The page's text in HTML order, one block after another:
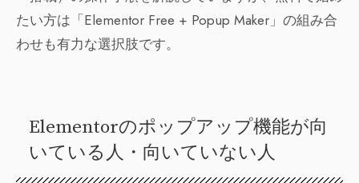
たい方は「Elementor Free + Popup Maker」の組み合
わせも有力な選択肢です。
Elementorのポップアップ機能が向
いている人・向いていない人